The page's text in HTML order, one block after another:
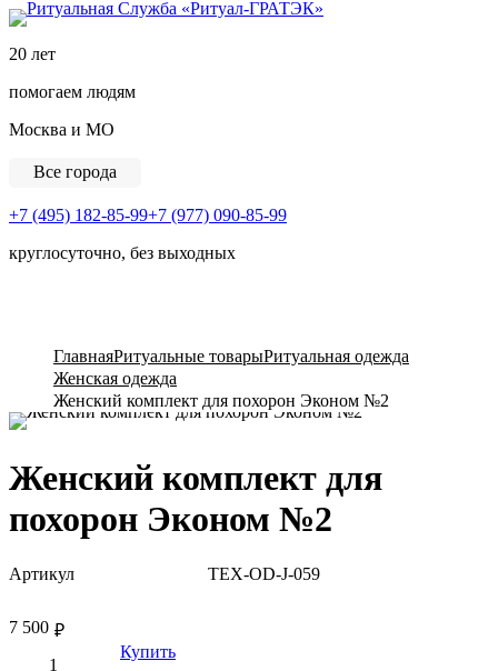
20 лет
помогаем людям
Москва и МО
Все города
+7 (495) 182-85-99+7 (977) 090-85-99
круглосуточно, без выходных
ГлавнаяРитуальные товарыРитуальная одежда
Женская одежда
Женский комплект для похорон Эконом №2
Женский комплект для
похорон Эконом №2
Артикул TEX-OD-J-059
₽
7 500
Купить